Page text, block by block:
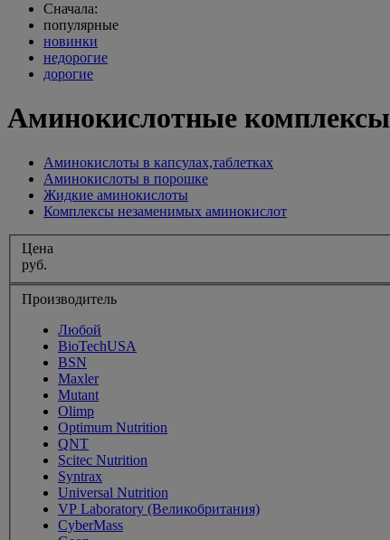
Сначала:
популярные
новинки
недорогие
дорогие
Аминокислотные комплексы
Аминокислоты в капсулах,таблетках
Аминокислоты в порошке
Жидкие аминокислоты
Комплексы незаменимых аминокислот
Цена
руб.
Производитель
Любой
BioTechUSA
BSN
Maxler
Mutant
Olimp
Optimum Nutrition
QNT
Scitec Nutrition
Syntrax
Universal Nutrition
VP Laboratory (Великобритания)
CyberMass